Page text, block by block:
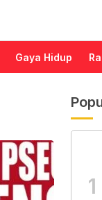
Gaya Hidup
1